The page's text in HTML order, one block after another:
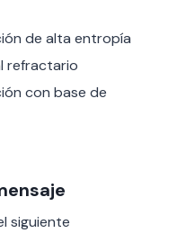
de alta entropía
refractario
con base de
siguiente